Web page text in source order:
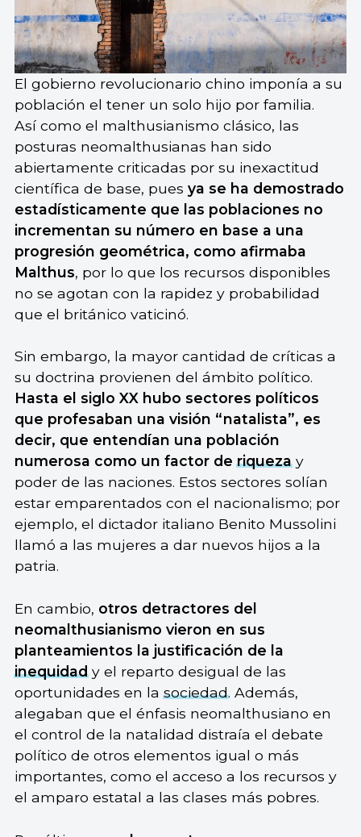
El gobierno revolucionario chino imponía a su
población el tener un solo hijo por familia.
Así como el malthusianismo clásico, las
posturas neomalthusianas han sido
abiertamente criticadas por su inexactitud
científica de base, pues ya se ha demostrado
estadísticamente que las poblaciones no
incrementan su número en base a una
progresión geométrica, como afirmaba
Malthus, por lo que los recursos disponibles
no se agotan con la rapidez y probabilidad
que el británico vaticinó.
Sin embargo, la mayor cantidad de críticas a
su doctrina provienen del ámbito político.
Hasta el siglo XX hubo sectores políticos
que profesaban una visión “natalista”, es
decir, que entendían una población
numerosa como un factor deriquezay
poder de las naciones. Estos sectores solían
estar emparentados con el nacionalismo; por
ejemplo, el dictador italiano Benito Mussolini
llamó a las mujeres a dar nuevos hijos a la
patria.
En cambio, otros detractores del
neomalthusianismo vieron en sus
planteamientos la justificación de la
inequidady el reparto desigual de las
oportunidades en lasociedad. Además,
alegaban que el énfasis neomalthusiano en
el control de la natalidad distraía el debate
político de otros elementos igual o más
importantes, como el acceso a los recursos y
el amparo estatal a las clases más pobres.